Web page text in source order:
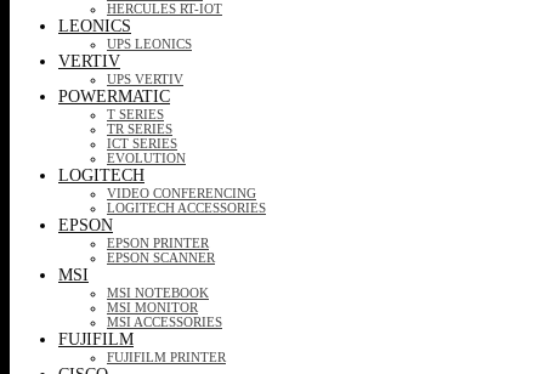
HERCULES RT-IOT
LEONICS
UPS LEONICS
VERTIV
UPS VERTIV
POWERMATIC
T SERIES
TR SERIES
ICT SERIES
EVOLUTION
LOGITECH
VIDEO CONFERENCING
LOGITECH ACCESSORIES
EPSON
EPSON PRINTER
EPSON SCANNER
MSI
MSI NOTEBOOK
MSI MONITOR
MSI ACCESSORIES
FUJIFILM
FUJIFILM PRINTER